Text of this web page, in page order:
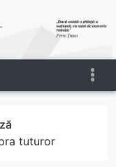
tuturor